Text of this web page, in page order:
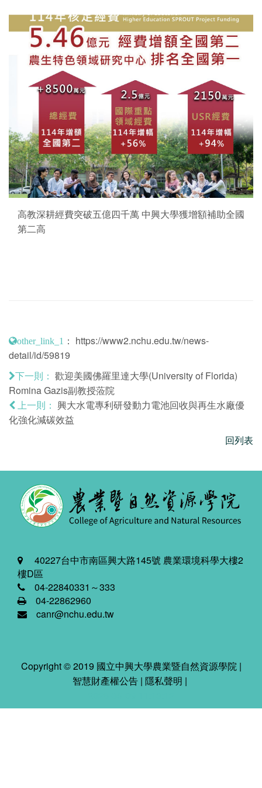
高教深耕經費突破五億四千萬 中興大學獲增額補助全國
第二高
other_link_1 ： https://www2.nchu.edu.tw/news-
detail/id/59819
下一則：
歡迎美國佛羅里達大學(University of Florida)
Romina Gazis副教授蒞院
上一則：
興大水電專利研發動力電池回收與再生水廠優
化強化減碳效益
回列表
40227台中市南區興大路145號 農業環境科學大樓2
樓D區
04-22840331～333
04-22862960
canr@nchu.edu.tw
Copyright © 2019 國立中興大學農業暨自然資源學院 |
智慧財產權公告 | 隱私聲明 |